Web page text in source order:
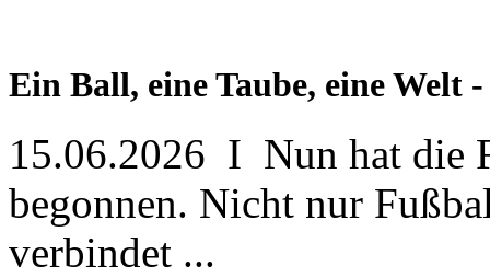
Ein Ball, eine Taube, eine Welt
15.06.2026 I Nun hat die
begonnen. Nicht nur
verbindet ...